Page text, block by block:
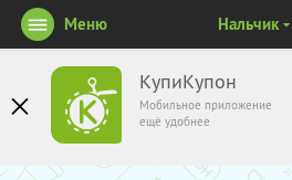
КупиКупон
Мобильное приложение
ещё удобнее
Меню Нальчик